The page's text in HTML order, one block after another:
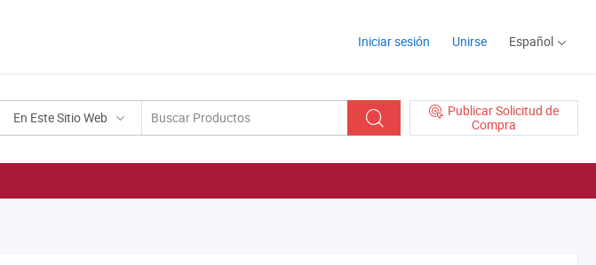
Iniciar sesión Unirse Español
En Este Sitio Web
Publicar Solicitud de
Compra